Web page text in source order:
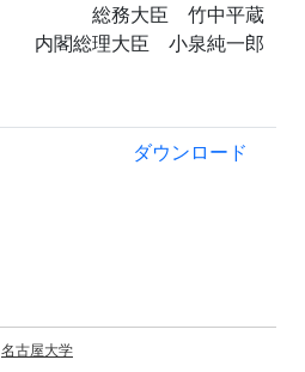
総務大臣 竹中平蔵
内閣総理大臣 小泉純一郎
ダウンロード
名古屋大学